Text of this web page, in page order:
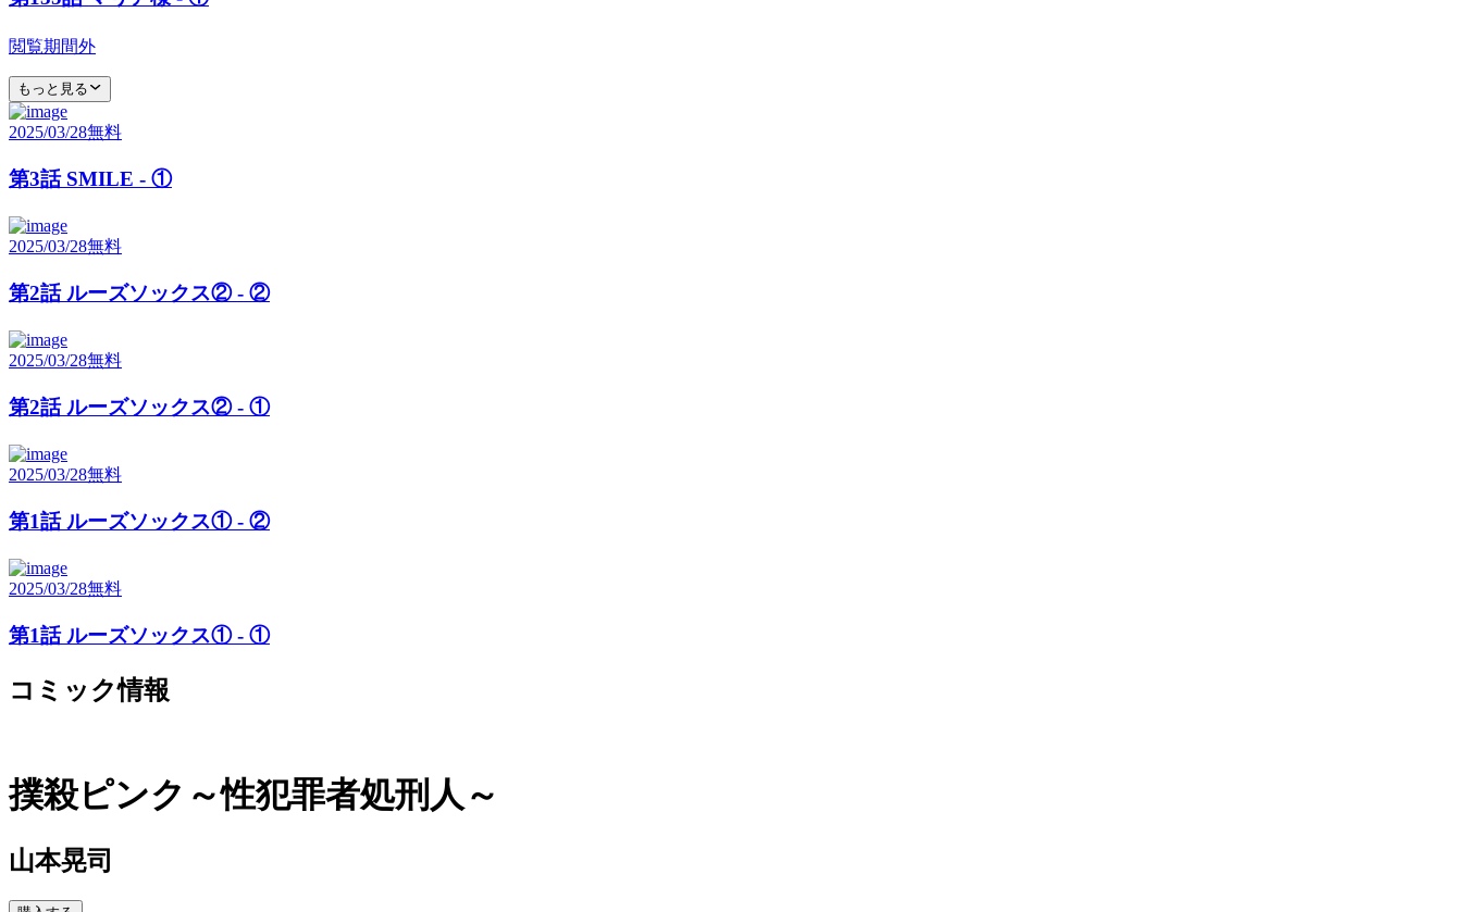
閲覧期間外
もっと見る
2025/03/28無料
第3話 SMILE - ①
2025/03/28無料
第2話 ルーズソックス② - ②
2025/03/28無料
第2話 ルーズソックス② - ①
2025/03/28無料
第1話 ルーズソックス① - ②
2025/03/28無料
第1話 ルーズソックス① - ①
コミック情報
撲殺ピンク～性犯罪者処刑人～
山本晃司